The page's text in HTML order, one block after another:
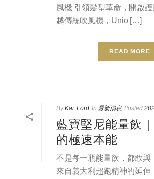
風機 引領髮型革命，開啟
越傳統吹風機，Unio […]
READ MORE
By Kai_Ford In 最新消息 Posted
藍寶堅尼能量飲
的極速本能
不是每一瓶能量飲，都敢與
來自義大利超跑精神的延伸